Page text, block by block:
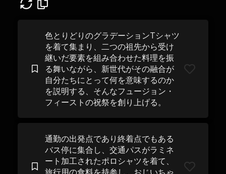
色とりどりのグラデーションTシャツ
を着て集まり、二つの祖先から受け
継いだ要素を組み合わせた料理を振
る舞いながら、新世代がその融合が
自分たちにとって何を意味するのか
を説明する、そんなフュージョン・
フィーストの祝祭を創り上げる。
通勤の出発点であり終着点でもある
バス停に集合し、交通パスがラミネ
ート加工されたポロシャツを着て、